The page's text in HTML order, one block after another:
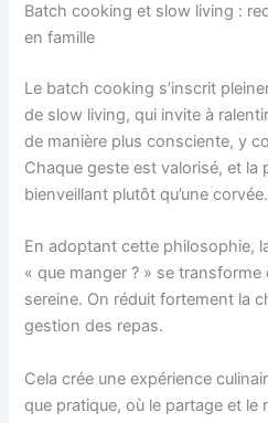
Batch cooking et slow living :
en famille
Le batch cooking s’inscrit
de slow living, qui invite à
de manière plus consciente, y
Chaque geste est valorisé, et
bienveillant plutôt qu’une corvée.
En adoptant cette philosophie,
« que manger ? » se
sereine. On réduit fortement la
gestion des repas.
Cela crée une expérience
que pratique, où le partage et le